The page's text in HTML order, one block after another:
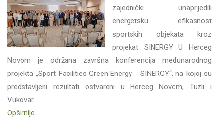
zajednički unaprijedili
energetsku efikasnost
sportskih objekata kroz
projekat SINERGY U Herceg
Novom je održana završna konferencija međunarodnog
projekta „Sport Facilities Green Energy - SINERGY“, na kojoj su
predstavljeni rezultati ostvareni u Herceg Novom, Tuzli i
Vukovar...
Opširnije...